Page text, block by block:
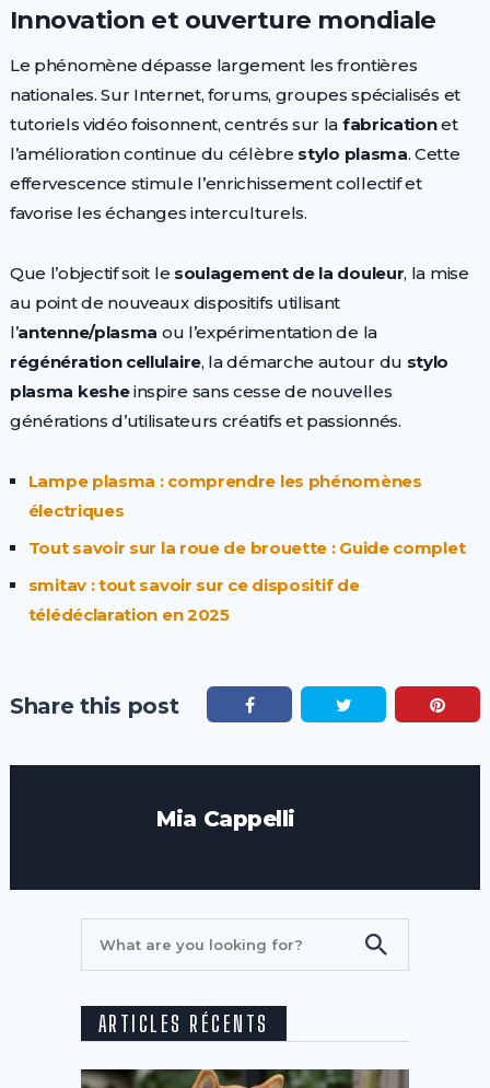
Innovation et ouverture mondiale
Le phénomène dépasse largement les frontières
nationales. Sur Internet, forums, groupes spécialisés et
tutoriels vidéo foisonnent, centrés sur la fabricationet
l’amélioration continue du célèbre stylo plasma. Cette
effervescence stimule l’enrichissement collectif et
favorise les échanges interculturels.
Que l’objectif soit le soulagement de la douleur, la mise
au point de nouveaux dispositifs utilisant
l’antenne/plasma ou l’expérimentation de la
régénération cellulaire, la démarche autour du stylo
plasma kesheinspire sans cesse de nouvelles
générations d’utilisateurs créatifs et passionnés.
Lampe plasma : comprendre les phénomènes
électriques
Tout savoir sur la roue de brouette : Guide complet
smitav : tout savoir sur ce dispositif de
télédéclaration en 2025
Share this post
Mia Cappelli
ARTICLES RÉCENTS